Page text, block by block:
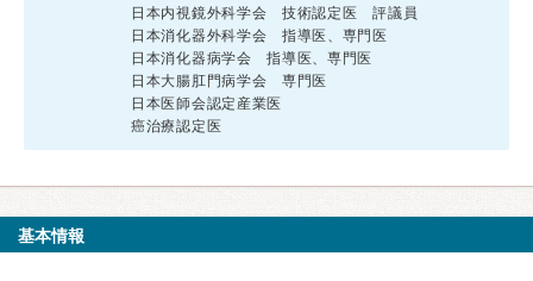
日本内視鏡外科学会 技術認定医 評議員
日本消化器外科学会 指導医、専門医
日本消化器病学会 指導医、専門医
日本大腸肛門病学会 専門医
日本医師会認定産業医
癌治療認定医
基本情報